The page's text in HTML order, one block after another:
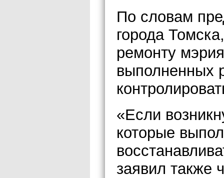
По словам
города
ремонту
выполненных
«Если
которые
заявил также